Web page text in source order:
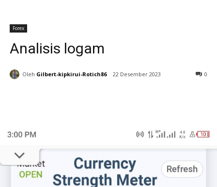
Forex
Analisis logam
Oleh Gilbert-kipkirui-Rotich86 22 Desember 2023 0